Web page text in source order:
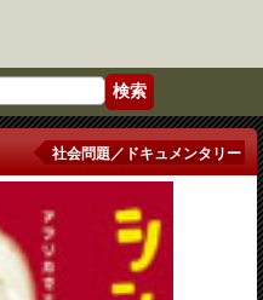
社会問題／ドキュメンタリー